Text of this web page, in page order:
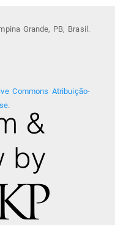
Grande, PB, Brasil.
Commons Atribuição-
.